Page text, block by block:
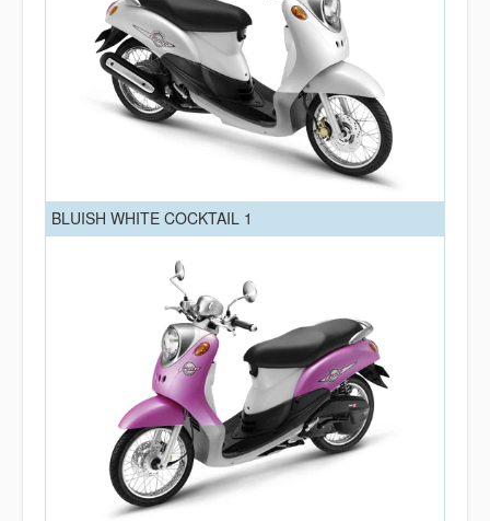
BLUISH WHITE COCKTAIL 1